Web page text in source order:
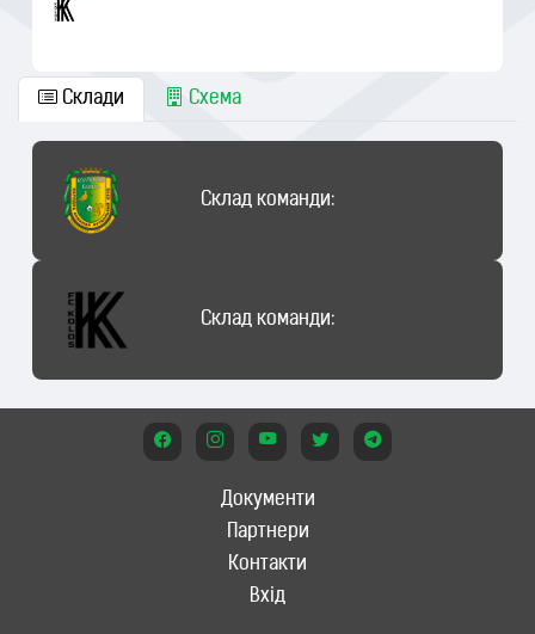
Склади Схема
Склад команди:
Склад команди:
Документи
Партнери
Контакти
Вхід